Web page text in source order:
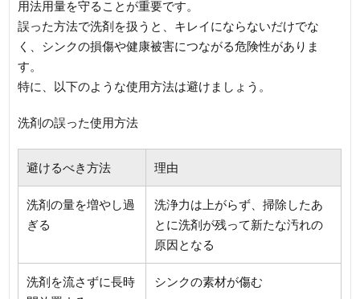
用法用量を守ることが重要です。
誤った方法で洗剤を扱うと、キレイにならないだけでな
く、シンクの損傷や健康被害につながる危険性がありま
す。
特に、以下のような使用方法は避けましょう。
洗剤の誤った使用方法
避けるべき方法 理由
洗剤の量を増やし過
ぎる
洗浄力は上がらず、掃除したあ
とに洗剤が残って新たな汚れの
原因となる
洗剤を流さずに長時
シンクの素材が傷む